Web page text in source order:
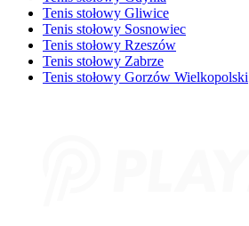
Tenis stołowy Gliwice
Tenis stołowy Sosnowiec
Tenis stołowy Rzeszów
Tenis stołowy Zabrze
Tenis stołowy Gorzów Wielkopolski